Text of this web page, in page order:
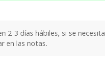
2-3 días hábiles, si se necesita
en las notas.